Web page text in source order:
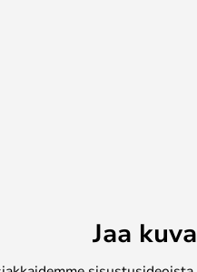
Jaa